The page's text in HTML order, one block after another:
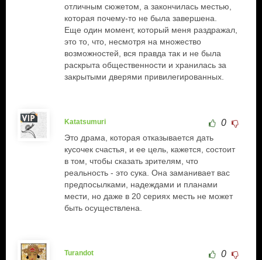
отличным сюжетом, а закончилась местью,
которая почему-то не была завершена.
Еще один момент, который меня раздражал,
это то, что, несмотря на множество
возможностей, вся правда так и не была
раскрыта общественности и хранилась за
закрытыми дверями привилегированных.
Katatsumuri 0
Это драма, которая отказывается дать
кусочек счастья, и ее цель, кажется, состоит
в том, чтобы сказать зрителям, что
реальность - это сука. Она заманивает вас
предпосылками, надеждами и планами
мести, но даже в 20 сериях месть не может
быть осуществлена.
Turandot 0